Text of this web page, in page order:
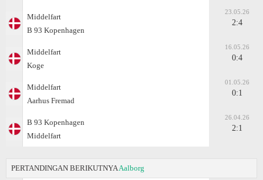
Middelfart
B 93 Kopenhagen
23.05.26
2:4
Middelfart
Koge
16.05.26
0:4
Middelfart
Aarhus Fremad
01.05.26
0:1
B 93 Kopenhagen
Middelfart
26.04.26
2:1
PERTANDINGAN BERIKUTNYA Aalborg